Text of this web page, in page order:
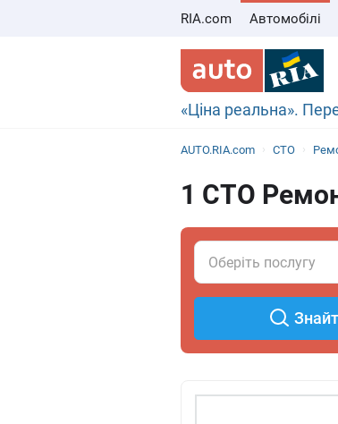
RIA.com Автомобілі
«Ціна реальна».
AUTO.RIA.com СТО
1 СТО